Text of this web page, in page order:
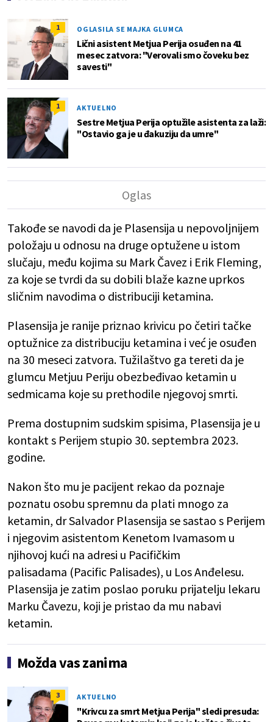
1 OGLASILA SE MAJKA GLUMCA
Lični asistent Metjua Perija osuđen na 41
mesec zatvora: "Verovali smo čoveku bez
savesti"
1 AKTUELNO
Sestre Metjua Perija optužile asistenta za laži:
"Ostavio ga je u đakuziju da umre"
Takođe se navodi da je Plasensija u nepovoljnijem
položaju u odnosu na druge optužene u istom
slučaju, među kojima su Mark Čavez i Erik Fleming,
za koje se tvrdi da su dobili blaže kazne uprkos
sličnim navodima o distribuciji ketamina.
Plasensija je ranije priznao krivicu po četiri tačke
optužnice za distribuciju ketamina i već je osuđen
na 30 meseci zatvora. Tužilaštvo ga tereti da je
glumcu Metjuu Periju obezbeđivao ketamin u
sedmicama koje su prethodile njegovoj smrti.
Prema dostupnim sudskim spisima, Plasensija je u
kontakt s Perijem stupio 30. septembra 2023.
godine.
Nakon što mu je pacijent rekao da poznaje
poznatu osobu spremnu da plati mnogo za
ketamin, dr Salvador Plasensija se sastao s Perijem
i njegovim asistentom Kenetom Ivamasom u
njihovoj kući na adresi u Pacifičkim
palisadama (Pacific Palisades), u Los Anđelesu.
Plasensija je zatim poslao poruku prijatelju lekaru
Marku Čavezu, koji je pristao da mu nabavi
ketamin.
Možda vas zanima
3 AKTUELNO
"Krivcu za smrt Metjua Perija" sledi presuda: